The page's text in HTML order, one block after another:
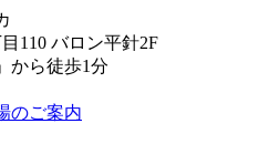
110 バロン平針2F
から徒歩1分
のご案内